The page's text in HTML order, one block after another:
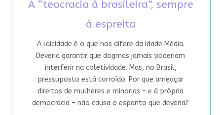
A “teocracia à brasileira”, sempre
à espreita
A laicidade é o que nos difere da Idade Média.
Deveria garantir que dogmas jamais poderiam
interferir na coletividade. Mas, no Brasil,
pressuposto está corroído. Por que ameaçar
direitos de mulheres e minorias – e à própria
democracia – não causa o espanto que deveria?